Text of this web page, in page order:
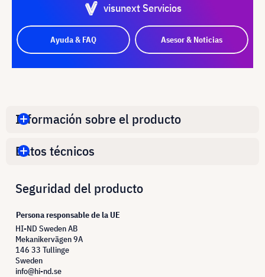
visunext Servicios
Ayuda & FAQ Asesor & Noticias
Información sobre el producto
Datos técnicos
Seguridad del producto
Persona responsable de la UE
HI-ND Sweden AB
Mekanikervägen 9A
146 33 Tullinge
Sweden
info@hi-nd.se